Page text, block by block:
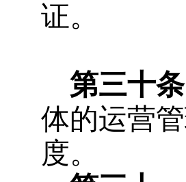
证。
第三十条
体的运营
度。